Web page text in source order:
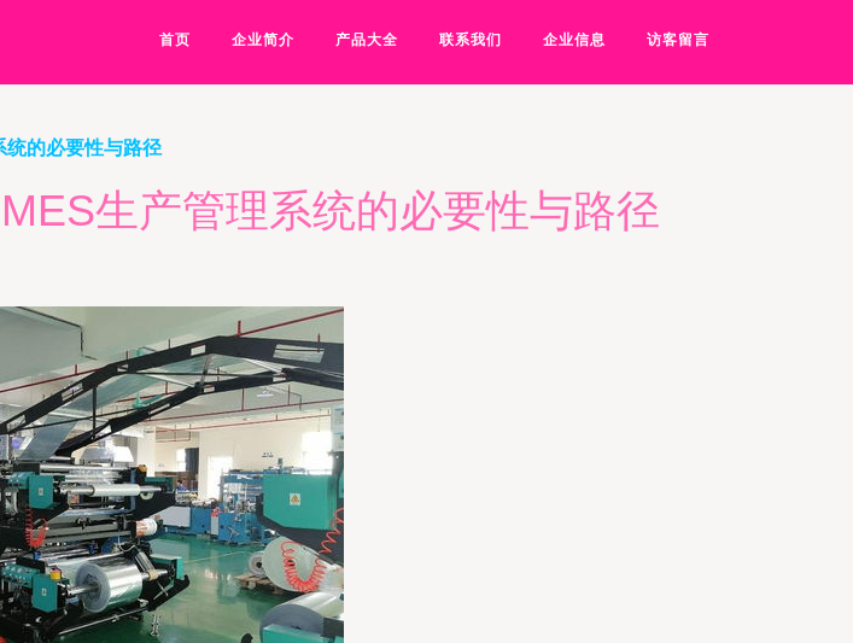
首页 企业简介 产品大全 联系我们 企业信息 访客留言
统的必要性与路径
生产管理系统的必要性与路径